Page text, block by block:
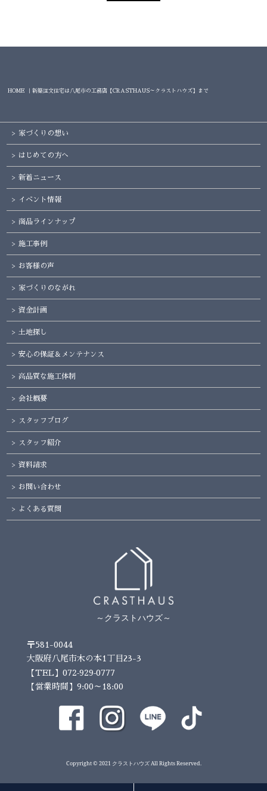
HOME ｜新築注文住宅は八尾市の工務店【CRASTHAUS～クラストハウズ】まで
家づくりの想い
はじめての方へ
新着ニュース
イベント情報
商品ラインナップ
施工事例
お客様の声
家づくりのながれ
資金計画
土地探し
安心の保証＆メンテナンス
高品質な施工体制
会社概要
スタッフブログ
スタッフ紹介
資料請求
お問い合わせ
よくある質問
～クラストハウズ～
〒581-0044
大阪府八尾市木の本1丁目23-3
【TEL】072-929-0777
【営業時間】9:00～18:00
Copyright © 2021 クラストハウズ All Rights Reserved.